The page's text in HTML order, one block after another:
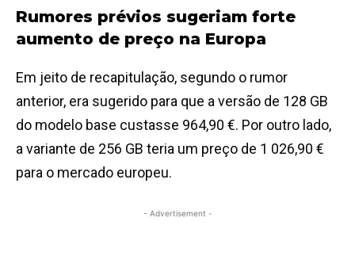
Rumores prévios sugeriam forte
aumento de preço na Europa
Em jeito de recapitulação, segundo o rumor
anterior, era sugerido para que a versão de 128 GB
do modelo base custasse 964,90 €. Por outro lado,
a variante de 256 GB teria um preço de 1 026,90 €
para o mercado europeu.
- Advertisement -